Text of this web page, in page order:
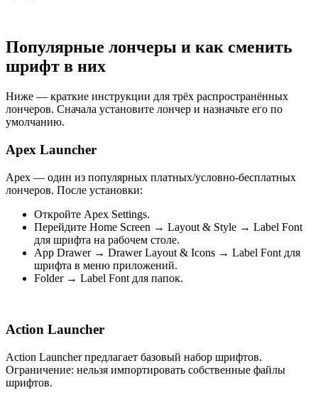
Популярные лончеры и как сменить
шрифт в них
Ниже — краткие инструкции для трёх распространённых
лончеров. Сначала установите лончер и назначьте его по
умолчанию.
Apex Launcher
Apex — один из популярных платных/условно‑бесплатных
лончеров. После установки:
Откройте Apex Settings.
Перейдите Home Screen → Layout & Style → Label Font
для шрифта на рабочем столе.
App Drawer → Drawer Layout & Icons → Label Font для
шрифта в меню приложений.
Folder → Label Font для папок.
Action Launcher
Action Launcher предлагает базовый набор шрифтов.
Ограничение: нельзя импортировать собственные файлы
шрифтов.